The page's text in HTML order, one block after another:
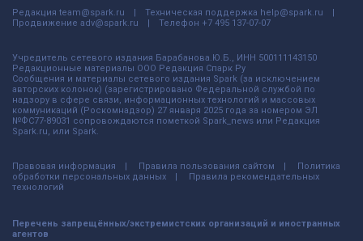
Редакция team@spark.ru Техническая поддержка help@spark.ru
Продвижение adv@spark.ru Телефон +7 495 137-07-07
Учредитель сетевого издания Барабанова.Ю.Б., ИНН 500111143150
Редакционные материалы ООО Редакция Спарк Ру
Сообщения и материалы сетевого издания Spark (за исключением
авторских колонок) (зарегистрировано Федеральной службой по
надзору в сфере связи, информационных технологий и массовых
коммуникаций (Роскомнадзор) 27 января 2025 года за номером ЭЛ
№ФС77-89031 сопровождаются пометкой Spark_news или Редакция
Spark.ru, или Spark.
Правовая информация Правила пользования сайтом
Политика
обработки персональных данных
Правила рекомендательных
технологий
Перечень запрещённых/экстремистских организаций и иностранных
агентов